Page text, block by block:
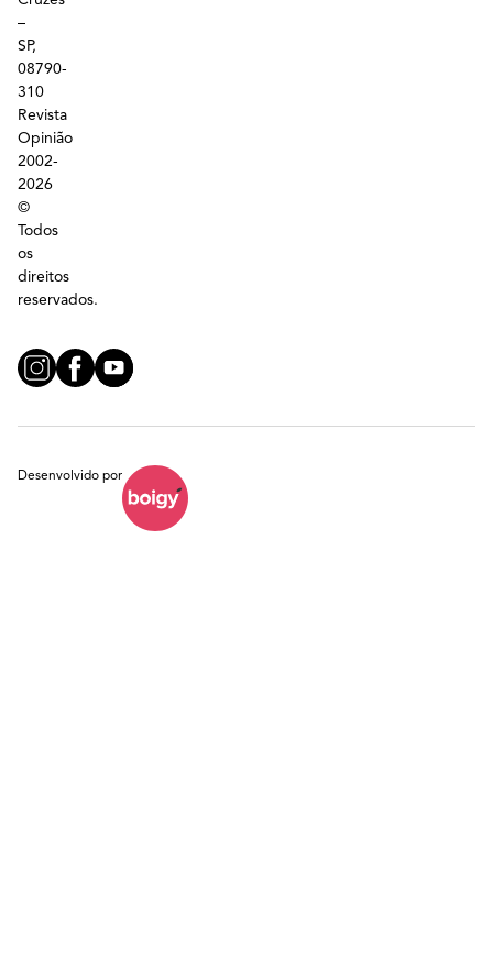
–
SP,
08790-
310
Revista
Opinião
2002-
2026
©
Todos
os
direitos
reservados.
Desenvolvido por